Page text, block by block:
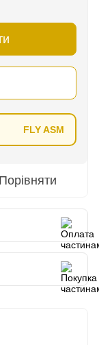
FLY ASM
Порівняти